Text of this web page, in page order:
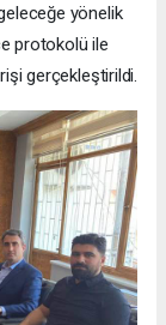
yönelik
protokolü ile
gerçekleştirildi.